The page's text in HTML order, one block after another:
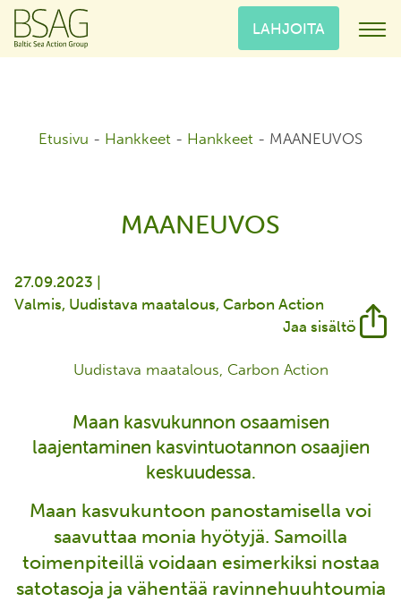
LAHJOITA
Etusivu - Hankkeet - Hankkeet - MAANEUVOS
MAANEUVOS
27.09.2023 |
Valmis Uudistava maatalous Carbon Action
Jaa sisältö
Uudistava maatalous, Carbon Action
Maan kasvukunnon osaamisen
laajentaminen kasvintuotannon osaajien
keskuudessa.
Maan kasvukuntoon panostamisella voi
saavuttaa monia hyötyjä. Samoilla
toimenpiteillä voidaan esimerkiksi nostaa
satotasoja ja vähentää ravinnehuuhtoumia